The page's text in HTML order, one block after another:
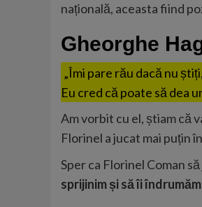
națională, aceasta fiind
Gheorghe
„Îmi pare rău dacă nu
Eu cred că poate să dea
Am vorbit cu el, știam că
Florinel a jucat mai puțin
Sper ca Florinel Coman
sprijinim și să îi îndrumăm